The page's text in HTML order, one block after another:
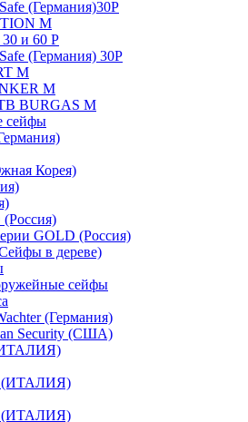
(Германия)30P
M
и 60 P
(Германия) 30Р
M
M
BURGAS M
сейфы
Корея)
GOLD (Россия)
в дереве)
сейфы
(Германия)
Security (США)
(ИТАЛИЯ)
(ИТАЛИЯ)